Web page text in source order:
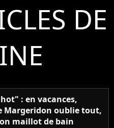
DE
: en vacances,
Margeridon oublie tout,
maillot de bain